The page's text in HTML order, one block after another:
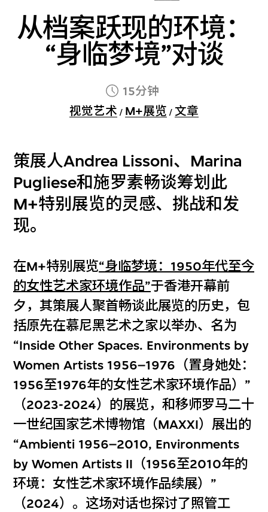
从档案跃现的环境：
“身临梦境”对谈
15分钟
视觉艺术 / M+展览 / 文章
策展人Andrea Lissoni、Marina
Pugliese和施罗素畅谈筹划此
M+特别展览的灵感、挑战和发
现。
在M+特别展览“身临梦境：1950年代至今
的女性艺术家环境作品”于香港开幕前
夕，其策展人聚首畅谈此展览的历史，包
括原先在慕尼黑艺术之家以举办、名为
“Inside Other Spaces. Environments by
Women Artists 1956–1976（置身她处：
1956至1976年的女性艺术家环境作品）”
（2023-2024）的展览，和移师罗马二十
一世纪国家艺术博物馆（MAXXI）展出的
“Ambienti 1956–2010, Environments
by Women Artists II（1956至2010年的
环境：女性艺术家环境作品续展）”
（2024）。这场对话也探讨了照管工